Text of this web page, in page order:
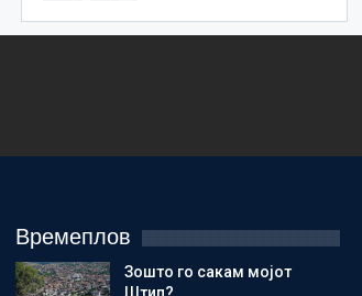
Времеплов
Зошто го сакам мојот